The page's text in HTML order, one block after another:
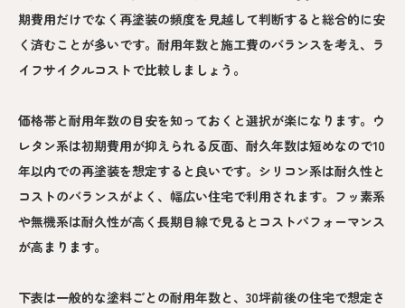
期費用だけでなく再塗装の頻度を見越して判断すると総合的に安
く済むことが多いです。耐用年数と施工費のバランスを考え、ラ
イフサイクルコストで比較しましょう。
価格帯と耐用年数の目安を知っておくと選択が楽になります。ウ
レタン系は初期費用が抑えられる反面、耐久年数は短めなので10
年以内での再塗装を想定すると良いです。シリコン系は耐久性と
コストのバランスがよく、幅広い住宅で利用されます。フッ素系
や無機系は耐久性が高く長期目線で見るとコストパフォーマンス
が高まります。
下表は一般的な塗料ごとの耐用年数と、30坪前後の住宅で想定さ